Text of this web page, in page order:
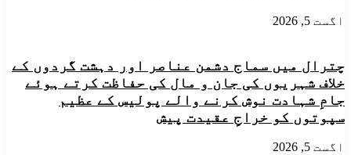
اگست 5, 2026
چترال میں سماج دشمن عناصر اور دہشت گردوں کے
خلاف شہریوں کی جان و مال کی حفاظت کرتے ہوئے
جامِ شہادت نوش کرنے والے پولیس کے عظیم
سپوتوں کو خراجِ عقیدت پیش
اگست 5, 2026